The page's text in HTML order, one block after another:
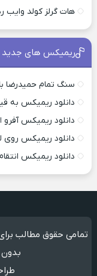
هات گرلز کولد وایب
ریمیکس های جدید
سنگ تمام حمیدرضا
دانلود ریمیکس به
دانلود ریمیکس آفرو
دانلود ریمیکس روی
دانلود ریمیکس
تمامی حقوق مطالب